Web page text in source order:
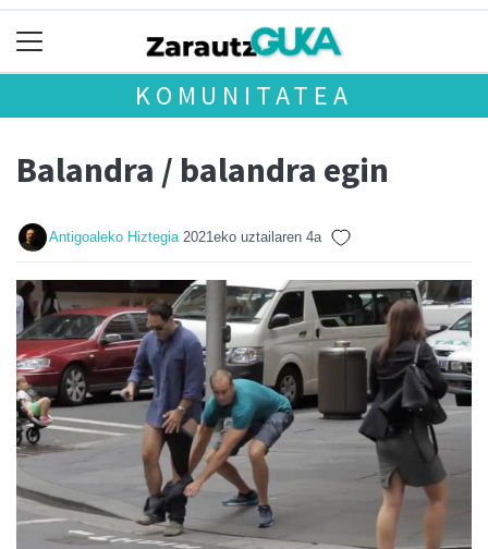
KOMUNITATEA
Balandra / balandra egin
Antigoaleko Hiztegia 2021eko uztailaren 4a